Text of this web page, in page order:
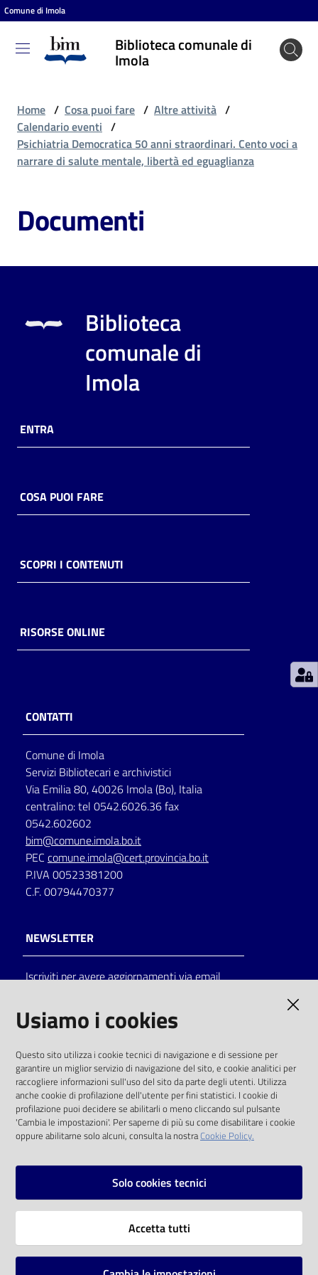
Vai al contenuto
Vai alla navigazione
Vai al footer
Comune di Imola
Biblioteca comunale di
Imola
Biblioteca
comunale
Entra
Cosa
puoi
Archivio
Decentrate
lettura
Seguici
su
Catalogo
Eventi
Chiedi al
bibliotecario
Avvisi
Home / Cosa puoi fare / Altre attività /
Calendario eventi /
Psichiatria Democratica 50 anni straordinari. Cento voci a
narrare di salute mentale, libertà ed eguaglianza
Documenti
Biblioteca
comunale di
Imola
ENTRA
COSA PUOI FARE
SCOPRI I CONTENUTI
RISORSE ONLINE
CONTATTI
Comune di Imola
Servizi Bibliotecari e archivistici
Via Emilia 80, 40026 Imola (Bo), Italia
centralino: tel 0542.6026.36 fax
0542.602602
bim@comune.imola.bo.it
PEC comune.imola@cert.provincia.bo.it
P.IVA 00523381200
C.F. 00794470377
NEWSLETTER
Iscriviti per avere aggiornamenti via email
solo alle condizioni previste dalla direttiva
comunitaria 2003/98/CE e dal d.lgs. 36/2006
SOCIAL
Instagram
Vai alla pagina
Usiamo i cookies
Questo sito utilizza i cookie tecnici di navigazione e di sessione per
garantire un miglior servizio di navigazione del sito, e cookie analitici per
raccogliere informazioni sull'uso del sito da parte degli utenti. Utilizza
anche cookie di profilazione dell'utente per fini statistici. I cookie di
profilazione puoi decidere se abilitarli o meno cliccando sul pulsante
'Cambia le impostazioni'. Per saperne di più su come disabilitare i cookie
oppure abilitarne solo alcuni, consulta la nostraCookie Policy.
Solo cookies tecnici
Accetta tutti